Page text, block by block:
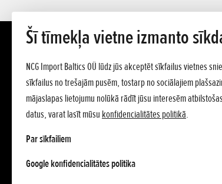
Šī tīmekļa vietne izmanto
NCG Import Baltics OÜ lūdz jūs akceptēt sīkfailus vietnes
sīkfailus no trešajām pusēm, tostarp no sociālajiem
mājaslapas lietojumu nolūkā rādīt jūsu interesēm
datus, varat lasīt mūsu konfidencialitātes politikā.
Par sīkfailiem
Google konfidencialitātes politikaopens in a new tab